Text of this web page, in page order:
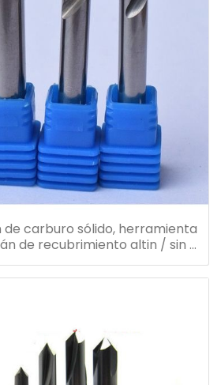
de carburo sólido, herramienta
de recubrimiento altin / sin /